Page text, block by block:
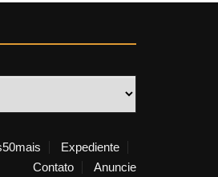
Expediente
Contato
Anuncie